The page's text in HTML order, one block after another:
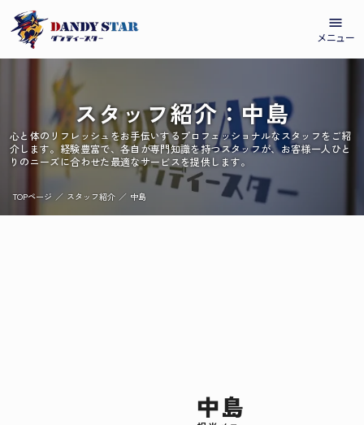
menu
メニュー
スタッフ紹介：中島
心と体のリフレッシュをお手伝いするプロフェッショナルなスタッフをご紹
介します。経験豊富で、各自が専門知識を持つスタッフが、お客様一人ひと
りのニーズに合わせた最適なサービスを提供します。
TOPページ ／ スタッフ紹介 ／ 中島
中島